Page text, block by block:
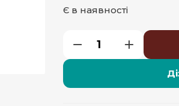
Є в наявності